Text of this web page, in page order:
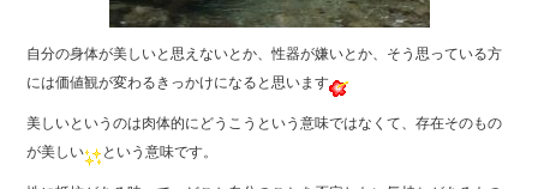
自分の身体が美しいと思えないとか、性器が嫌いとか、そう思っている方
には価値観が変わるきっかけになると思います
美しいというのは肉体的にどうこうという意味ではなくて、存在そのもの
が美しい
という意味です。